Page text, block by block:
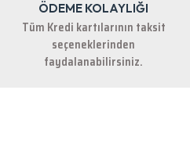
ÖDEME KOLAYLIĞI
Tüm Kredi kartılarının taksit
seçeneklerinden
faydalanabilirsiniz.